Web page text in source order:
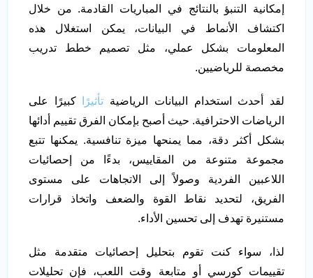
إمكانية التنبؤ بالنتائج في المباريات القادمة. من خلال
اكتشاف الأنماط في البيانات، يمكن استغلال هذه
المعلومات بشكل عملي، مثل تصميم خطط تدريب
مخصصة للرياضيين.
لقد أحدث استخدام البيانات الرياضية تأثيرًا
كبيرًا على
الرياضات الاحترافية. حيث أصبح بإمكان الفرق تقييم أدائها
بشكل أكثر دقة، مما يمنحها ميزة تنافسية. يمكنها تتبع
مجموعة متنوعة من المقاييس، بدءًا من إحصائيات
اللاعبين الفردية وصولاً إلى الاتجاهات على مستوى
الفريق، لتحديد نقاط القوة والضعف واتخاذ قرارات
مستنيرة تهدف إلى تحسين الأداء.
لذا، سواء كنت تقوم بتحليل إحصائيات متقدمة مثل
تقييمات كورسي أو متابعة وقت اللعب، فإن تحليلات